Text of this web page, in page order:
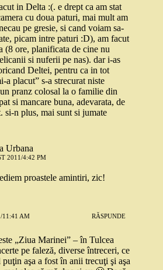
in Delta :(. e drept ca am stat
cu doua paturi, mai mult am
pe gresie, si cand voiam sa-
picam intre paturi :D), am facut
(8 ore, planificata de cine nu
si nuferii pe nas). dar i-as
Deltei, pentru ca in tot
a placut” s-a strecurat niste
pranz colosal la o familie din
si mancare buna, adevarata, de
si-n plus, mai sunt si jumate
Urbana
2011/4:42 PM
proastele amintiri, zic!
11:41 AM RĂSPUNDE
„Ziua Marinei” – în Tulcea
pe faleză, diverse întreceri, ce
aşa a fost în anii trecuţi şi aşa